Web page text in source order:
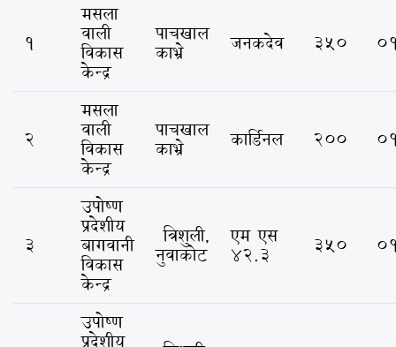
१
मसला
वाली
विकास
केन्द्र
पाचखाल
काभ्रे जनकदेव ३५०
२
मसला
वाली
विकास
केन्द्र
पाचखाल
काभ्रे कार्डिनल २००
३
उपोष्ण
प्रदेशीय
बागवानी
विकास
केन्द्र
त्रिशुली,
नुवाकोट
एम एस
४२.३ ३५०
उपोष्ण